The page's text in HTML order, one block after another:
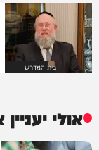
בית המדרש
אולי